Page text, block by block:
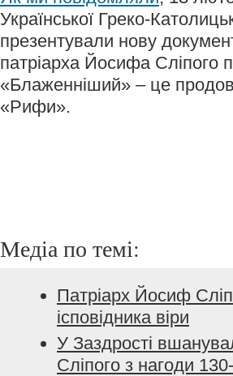
Української Греко-
презентували нову
патріарха Йосифа Сліпого
«Блаженніший» – це
«Рифи».
Медіа по темі:
Патріарх Йосиф
ісповідника віри
У Заздрості
Сліпого з нагоди